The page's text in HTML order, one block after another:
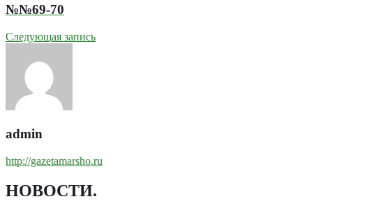
№№69-70
Следующая запись
admin
http://gazetamarsho.ru
НОВОСТИ.